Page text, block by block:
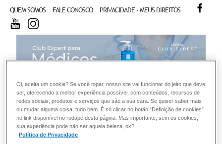
QUEM SOMOS FALE CONOSCO PRIVACIDADE - MEUS DIREITOS
YOUTUBE
Oi, aceita um cookie? Se você topar, nosso site vai funcionar do jeito que deve
ser, oferecendo a melhor experiência possível, com conteúdos, recursos de
redes sociais, produtos e serviços que são a sua cara. Se quiser saber mais
ou mudar alguma coisa, tudo bem. É só clicar no botão “Definição de cookies”
no link disponível no rodapé desta página. Mas importante, sem os cookies,
sua experiência pode não ser aquela beleza, ok?
Política de Privacidade